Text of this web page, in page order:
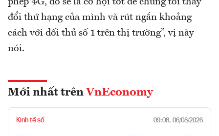
đổi thứ hạng của mình và rút ngắn khoảng
cách với đối thủ số 1 trên thị trường”, vị này
nói.
Mới nhất trên VnEconomy
Kinh tế số 09:08, 06/08/2026